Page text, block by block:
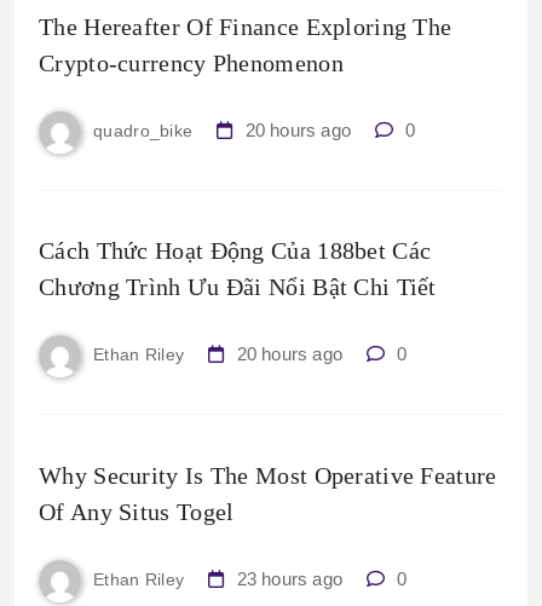
The Hereafter Of Finance Exploring The
Crypto-currency Phenomenon
quadro_bike 20 hours ago 0
Cách Thức Hoạt Động Của 188bet Các
Chương Trình Ưu Đãi Nổi Bật Chi Tiết
Ethan Riley 20 hours ago 0
Why Security Is The Most Operative Feature
Of Any Situs Togel
Ethan Riley 23 hours ago 0